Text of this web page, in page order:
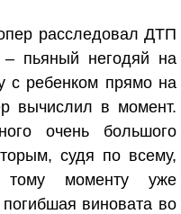
расследовал ДТП
– пьяный негодяй на
с ребенком прямо на
вычислил в момент.
очень большого
судя по всему,
тому моменту уже
виновата во